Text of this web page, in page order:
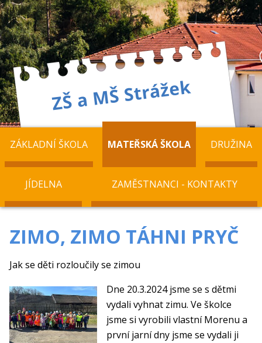
ZÁKLADNÍ ŠKOLA MATEŘSKÁ ŠKOLA DRUŽINA
JÍDELNA ZAMĚSTNANCI - KONTAKTY
ZIMO, ZIMO TÁHNI PRYČ
Jak se děti rozloučily se zimou
Dne 20.3.2024 jsme se s dětmi
vydali vyhnat zimu. Ve školce
jsme si vyrobili vlastní Morenu a
první jarní dny jsme se vydali ji